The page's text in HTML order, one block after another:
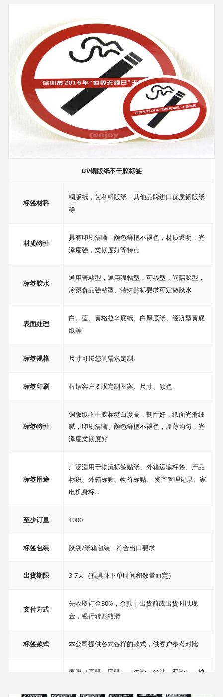
UV铜版纸不干胶标签
标签材料
铜版纸，艾利铜版纸，其他品牌进口优质铜版纸
等
材质特性
具有印刷清晰，颜色鲜艳不褪色，材质透明，光
泽度强，柔韧度好等特点
标签胶水
通用普粘型，通用强粘型，可移型，间隔胶型，
冷藏食品强粘型、特殊贴标要求可定做胶水
表面处理
白、蓝、黄格拉辛底纸、白厚底纸、经济型黄底
纸等
标签规格 尺寸可按您的需求定制
标签印刷 根据客户要求定制图案、尺寸、颜色
标签特性
铜版纸不干胶标签白度高，韧性好，纸面光滑细
腻，印刷清晰、颜色鲜艳不褪色，厚薄均匀，光
泽度柔韧度好
标签用途
广泛适用于物流标签贴纸、外箱运输标签、产品
标识、外箱标贴、物价标贴、 资产管理记录、家
电机身标...
至少订量 1000
标签包装 胶袋/纸箱包装，符合出口要求
出货期限 3-7天（视具体下单时间和数量而定）
支付方式
先收取订金30%，余款于出货前或出货时以现
金，银行转账结清
标签款式 本公司提供各式各样的款式，供客户参考对比
覆膜（亮膜，亚膜）、过油（光油，亚油）、烫